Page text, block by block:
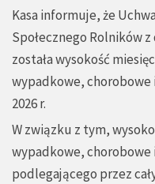
Kasa informuje, że
Społecznego Rolników z
została wysokość
wypadkowe, chorobowe
2026 r.
W związku z tym,
wypadkowe, chorobowe
podlegającego przez